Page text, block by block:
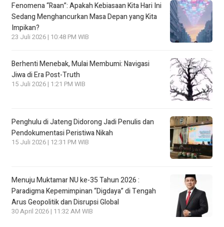
Fenomena “Raan”: Apakah Kebiasaan Kita Hari Ini
Sedang Menghancurkan Masa Depan yang Kita
Impikan?
23 Juli 2026 | 10:48 PM WIB
Berhenti Menebak, Mulai Membumi: Navigasi
Jiwa di Era Post-Truth
15 Juli 2026 | 1:21 PM WIB
Penghulu di Jateng Didorong Jadi Penulis dan
Pendokumentasi Peristiwa Nikah
15 Juli 2026 | 12:31 PM WIB
Menuju Muktamar NU ke-35 Tahun 2026 :
Paradigma Kepemimpinan “Digdaya” di Tengah
Arus Geopolitik dan Disrupsi Global
30 April 2026 | 11:32 AM WIB